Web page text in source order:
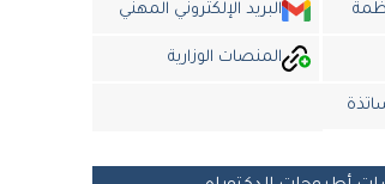
البريد الإلكتروني المهني
المنصات الوزارية